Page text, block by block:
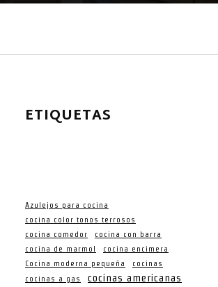
ETIQUETAS
Azulejos para cocina
cocina color tonos terrosos
cocina comedor
cocina con barra
cocina de marmol
cocina encimera
Cocina moderna pequeña
cocinas
cocinas a gas
cocinas americanas